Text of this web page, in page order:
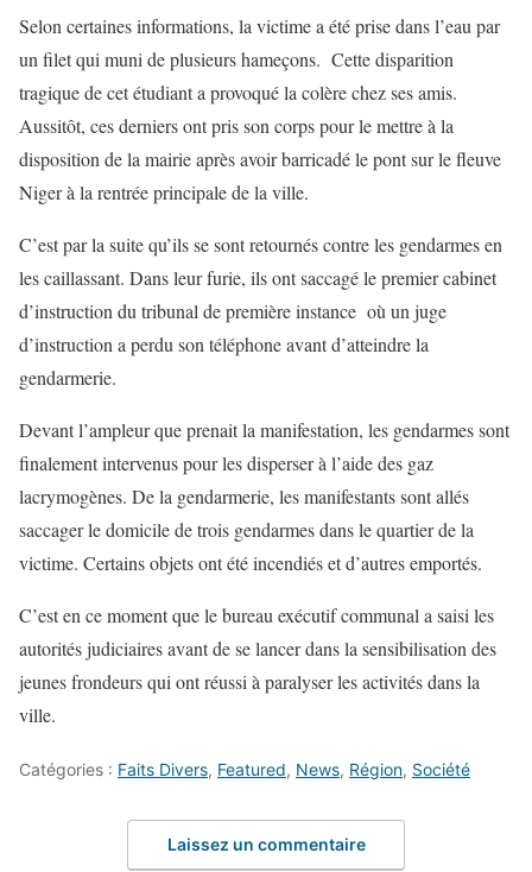
Selon certaines informations, la victime a été prise dans l’eau par
un filet qui muni de plusieurs hameçons. Cette disparition
tragique de cet étudiant a provoqué la colère chez ses amis.
Aussitôt, ces derniers ont pris son corps pour le mettre à la
disposition de la mairie après avoir barricadé le pont sur le fleuve
Niger à la rentrée principale de la ville.
C’est par la suite qu’ils se sont retournés contre les gendarmes en
les caillassant. Dans leur furie, ils ont saccagé le premier cabinet
d’instruction du tribunal de première instance où un juge
d’instruction a perdu son téléphone avant d’atteindre la
gendarmerie.
Devant l’ampleur que prenait la manifestation, les gendarmes sont
finalement intervenus pour les disperser à l’aide des gaz
lacrymogènes. De la gendarmerie, les manifestants sont allés
saccager le domicile de trois gendarmes dans le quartier de la
victime. Certains objets ont été incendiés et d’autres emportés.
C’est en ce moment que le bureau exécutif communal a saisi les
autorités judiciaires avant de se lancer dans la sensibilisation des
jeunes frondeurs qui ont réussi à paralyser les activités dans la
ville.
Catégories : Faits Divers, Featured, News, Région, Société
Laissez un commentaire